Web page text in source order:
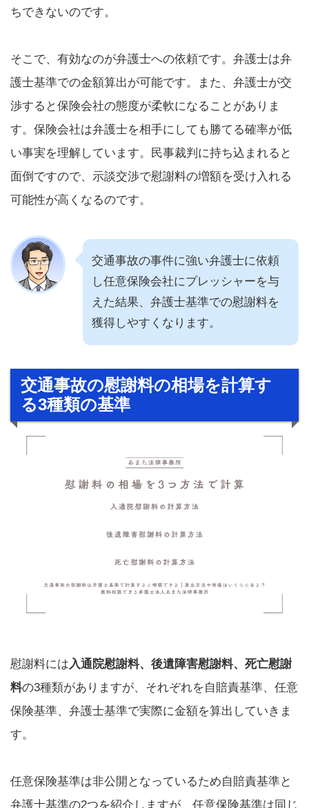
ちできないのです。
そこで、有効なのが弁護士への依頼です。弁護士は弁
護士基準での金額算出が可能です。また、弁護士が交
渉すると保険会社の態度が柔軟になることがありま
す。保険会社は弁護士を相手にしても勝てる確率が低
い事実を理解しています。民事裁判に持ち込まれると
面倒ですので、示談交渉で慰謝料の増額を受け入れる
可能性が高くなるのです。
交通事故の事件に強い弁護士に依頼
し任意保険会社にプレッシャーを与
えた結果、弁護士基準での慰謝料を
獲得しやすくなります。
交通事故の慰謝料の相場を計算す
る3種類の基準
慰謝料には 入通院慰謝料、後遺障害慰謝料、死亡慰謝
料の3種類がありますが、それぞれを自賠責基準、任意
保険基準、弁護士基準で実際に金額を算出していきま
す。
任意保険基準は非公開となっているため自賠責基準と
弁護士基準の2つを紹介しますが、任意保険基準は同じ